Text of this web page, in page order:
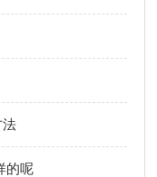
法
的呢